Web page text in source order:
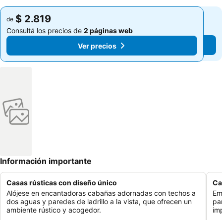
de $ 2.819
Consultá los precios de 2 páginas web
Ver precios
de $ 2.819
Consultá los precios de 2 páginas web
Ver precios
Información importante
Casas rústicas con diseño único
Alójese en encantadoras cabañas adornadas con techos a
dos aguas y paredes de ladrillo a la vista, que ofrecen un
ambiente rústico y acogedor.